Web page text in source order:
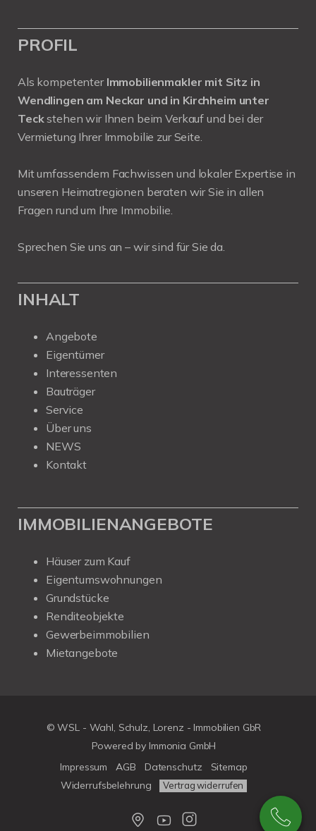
PROFIL
Als kompetenter Immobilienmakler mit Sitz in
Wendlingen am Neckar und in Kirchheim unter
Teckstehen wir Ihnen beim Verkauf und bei der
Vermietung Ihrer Immobilie zur Seite.
Mit umfassendem Fachwissen und lokaler Expertise in
unseren Heimatregionen beraten wir Sie in allen
Fragen rund um Ihre Immobilie.
Sprechen Sie uns an – wir sind für Sie da.
INHALT
Angebote
Eigentümer
Interessenten
Bauträger
Service
Über uns
NEWS
Kontakt
IMMOBILIENANGEBOTE
Häuser zum Kauf
Eigentumswohnungen
Grundstücke
Renditeobjekte
Gewerbeimmobilien
Mietangebote
© WSL - Wahl, Schulz, Lorenz - Immobilien GbR
Powered by Immonia GmbH
Impressum
AGB Datenschutz
Sitemap
Widerrufsbelehrung
Vertrag widerrufen